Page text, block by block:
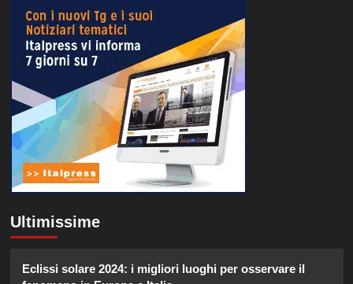
Ultimissime
Eclissi solare 2024: i migliori luoghi per osservare il